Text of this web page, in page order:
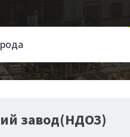
завод(НДОЗ)